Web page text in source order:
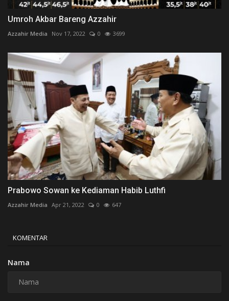
Umroh Akbar Bareng Azzahir
Azzahir Media Nov 17, 2022 0 3699
Prabowo Sowan ke Kediaman Habib Luthfi
Azzahir Media Apr 21, 2022 0 647
KOMENTAR
Nama